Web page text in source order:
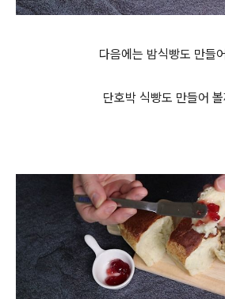
다음에는 밤식빵도 만들
단호박 식빵도 만들어